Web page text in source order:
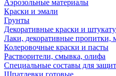
Аэрозольные материалы
Краски и эмали
Грунты
Декоративные краски и
Лаки, декоративные пропитки,
Колеровочные краски и пасты
Растворители, смывка, олифа
Специальные составы для
Шпатлевки готовые